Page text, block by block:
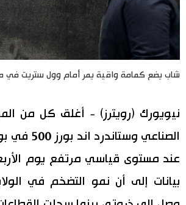
أشخاص
اقتصاد
المطبخ الياباني
تواصل معنا
شاب يضع كمامة واقية يمر أمام وول ستريت في
نيويورك (رويترز) - أغلق كل من
الصناعي
عند مستوى قياسي مرتفع يوم
بيانات إلى أن نمو التضخم في